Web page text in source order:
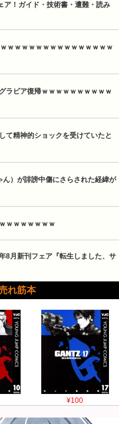
ア！ガイド・技術書・遭難・読み
ｗｗｗｗｗｗｗｗｗｗｗｗｗｗｗ
ラビア復帰ｗｗｗｗｗｗｗｗｗｗ
て精神的ショックを受けていたと
）が誹謗中傷にさらされた経緯が
ｗｗｗｗｗｗｗ
8月新刊フェア『転生しました、サ
れ筋本
¥100